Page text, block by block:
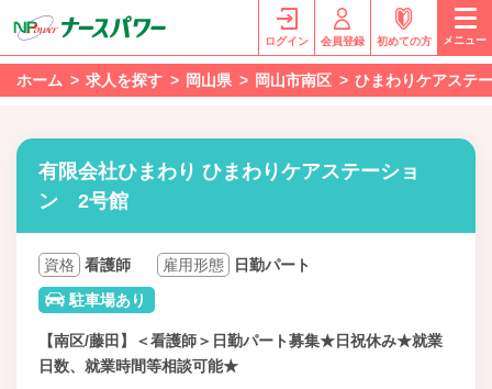
ログイン 会員登録 初めての方 メニュー
ホーム 求人を探す 岡山県 岡山市南区 ひまわりケアステ
有限会社ひまわり ひまわりケアステーショ
ン 2号館
資格 看護師 雇用形態
日勤パート
駐車場あり
【南区/藤田】＜看護師＞日勤パート募集★日祝休み★就業
日数、就業時間等相談可能★